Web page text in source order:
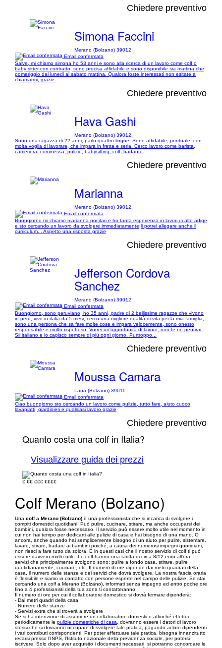
Chiedere preventivo
Simona Faccini
Merano (Bolzano) 39012
Email confermata
Salve, mi chiamo simona ho 53 anni e sono alla ricerca di un lavoro come colf o
baby sitter con contratto, sono precisa affidabile e sono disponibile sia mattina che
pomeriggio dal lunedi al sabato mattina. Qualora foste interessati non esitate a
chiamarmi, grazie.
Chiedere preventivo
Hava Gashi
Merano (Bolzano) 39012
Sono una ragazza di 22 anni, parlo quattro lingue. Sono affidabile, puntuale, con
molta voglia di lavorare, che impara in fretta e seria. Cerco lavoro come barista,
cameriera, commessa, pulizie, babysitting, colf, badante.
Chiedere preventivo
Marianna
Merano (Bolzano) 39012
Email confermata
Buongiorno mi chiamo marianna pocitari e ho tanta esperienza in lavori di alto adige
e sto cercando un lavoro da svolgere immediatamente;li potrei allegare anche il
curriculum... Aspetto una risposta grazie
Chiedere preventivo
Jefferson Cordova
Sanchez
Merano (Bolzano) 39012
Email confermata
Buongiorno, sono peruviano, ho 35 anni, padre di 2 bellissime ragazze che vivono
in perù, vivo in italia da 5 mesi, cerco una migliore qualità di vita per la mia famiglia,
sono una persona che sa fare molte cose e impara velocemente, sono onesto,
responsabile e molto rispettoso. Vorrei un'opportunità di lavoro, non te ne pentirai.
Sii italiano e lo capisco sempre di più ogni giorno. Purtroppo...
Chiedere preventivo
Moussa Camara
Lana (Bolzano) 39011
Email confermata
Ciao buongiorno sto cercando un lavoro come pulizie, tutto fare, aiuto cuoco,
lavapiatti, giardinieri e qualsiasi lavoro grazie
Chiedere preventivo
Quanto costa una colf in Italia?
Visualizzare guida dei prezzi
€ €€ €€€ €€€€
Colf Merano (Bolzano)
Una colf a Merano (Bolzano) è una professionista che si incarica di svolgere i
compiti domestici quotidiani. Può pulire, cucinare, stirare, ma anche occuparsi dei
bambini, qualora fosse necessario. Il servizio può essere molto utile nel momento in
cui non hai tempo per dedicarti alle pulizie di casa e hai bisogno di una mano. O
ancora, anche quando hai semplicemente bisogno di un aiuto per pulire, sistemare,
lavare, stirare, badare ai bambini poiché, a causa dei numerosi impegni quotidiani,
non riesci a fare tutto da solo/a. È in questi casi che il nostro servizio di colf ti può
essere davvero molto utile. Le colf hanno una tariffa di circa 8/12 euro all'ora. I
servizi che principalmente svolgono sono: pulire a fondo casa, stirare, pulire
quotidianamente, cucinare, etc. Il numero di ore dipende dai metri quadrati della
casa, il numero delle stanze e dei servizi che dovrà svolgere. La nostra fascia oraria
è flessibile e siamo in contatto con persone esperte nel campo delle pulizie. Se stai
cercando una colf a Merano (Bolzano), informati senza impegno ed entro poche ore
fino a 4 professionisti della tua zona ti contatteranno.
Il numero di ore per cui il collaboratore domestico si dovrà fermare dipenderà:
- Dai metri quadri della casa
- Numero delle stanze
- Servizi extra che si troverà a svolgere
Se si ha intenzione di assumere un collaboratore domestico affinché effettui
periodicamente le pulizie domestiche di casa , dovranno essere i datori di lavoro
stessi che si dovranno occupare di svolgere tale pratica, pagando ai loro dipendenti
i vari contributi corrispondenti. Per poter effettuare tale pratica, bisogna innanzitutto
recarsi presso l’INPS, l'Istituto nazionale della previdenza sociale, per potersi
iscrivere. Solo dopo aver acquisito i documenti necessari, si potranno concordare le